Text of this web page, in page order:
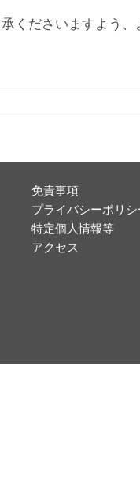
くださいますよう、
免責事項
プライバシーポリシ
特定個人情報等
アクセス